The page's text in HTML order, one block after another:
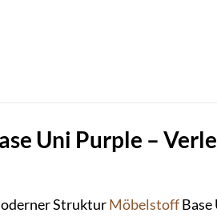
Uni Purple –
StrukturMöbelstoffBase